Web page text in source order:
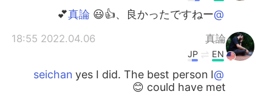
@真論
😃👍、良かったですねー💕
真論
2022.04.06 18:55
EN
JP
@seichan
yes I did. The best person I
could have met 😊